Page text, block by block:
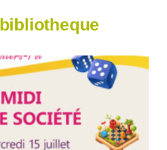
bibliotheque